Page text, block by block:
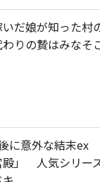
いだ娘が知った
わりの贄はみなそ
後に意外な結末
殿」 人気シリー